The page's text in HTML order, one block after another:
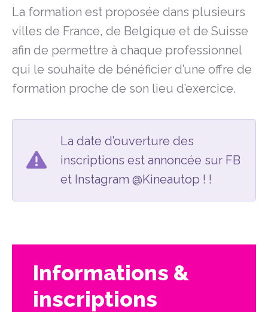
La formation est proposée dans plusieurs
villes de France, de Belgique et de Suisse
afin de permettre à chaque professionnel
qui le souhaite de bénéficier d’une offre de
formation proche de son lieu d’exercice.
La date d’ouverture des
inscriptions est annoncée sur FB
et Instagram @Kineautop ! !
Informations &
inscriptions